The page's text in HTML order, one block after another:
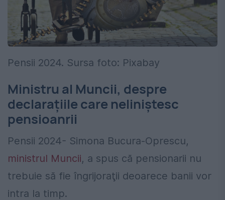
Pensii 2024. Sursa foto: Pixabay
Ministru al Muncii, despre
declaraţiile care neliniştesc
pensioanrii
Pensii 2024- Simona Bucura-Oprescu,
ministrul Muncii, a spus că pensionarii nu
trebuie să fie îngrijoraţii deoarece banii vor
intra la timp.